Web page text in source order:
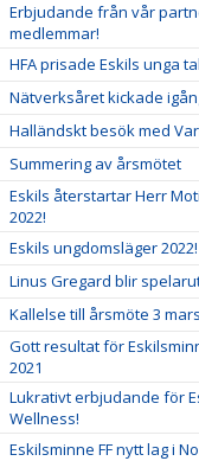
Erbjudande från vår
medlemmar!
HFA prisade Eskils unga
Nätverksåret kickade
Halländskt besök med
Summering av årsmötet
Eskils återstartar Herr
2022!
Eskils ungdomsläger 2022!
Linus Gregard blir
Kallelse till årsmöte 3
Gott resultat för
2021
Lukrativt erbjudande för
Wellness!
Eskilsminne FF nytt lag i